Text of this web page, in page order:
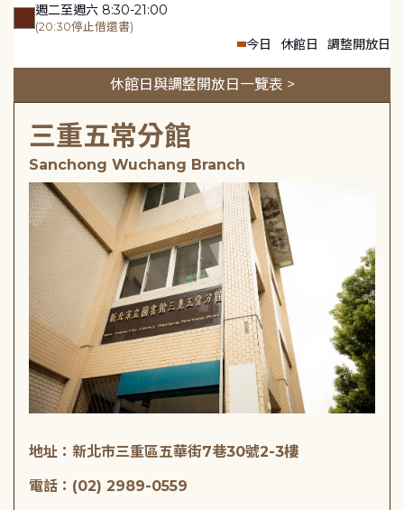
週二至週六 8:30-21:00
(20:30停止借還書)
今日 休館日 調整開放日
休館日與調整開放日一覽表 >
三重五常分館
Sanchong Wuchang Branch
地址：新北市三重區五華街7巷30號2-3樓
電話：(02) 2989-0559